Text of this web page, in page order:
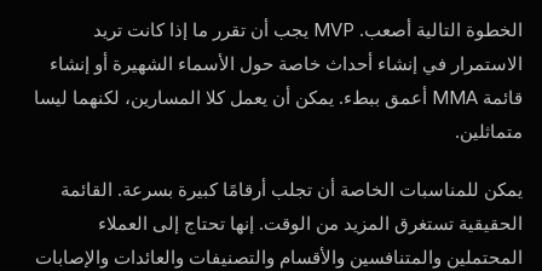
الخطوة التالية أصعب. MVP يجب أن تقرر ما إذا كانت تريد
الاستمرار في إنشاء أحداث خاصة حول الأسماء الشهيرة أو إنشاء
قائمة MMA أعمق ببطء. يمكن أن يعمل كلا المسارين، لكنهما ليسا
متماثلين.
يمكن للمناسبات الخاصة أن تجلب أرقامًا كبيرة بسرعة. القائمة
الحقيقية تستغرق المزيد من الوقت. إنها تحتاج إلى العملاء
المحتملين والمتنافسين والأقسام والتصنيفات والعائدات والإصابات